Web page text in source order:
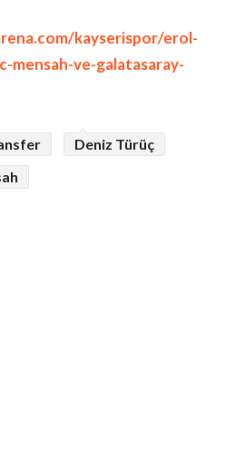
kayserispor/erol-
mensah-ve-galatasaray-
Deniz Türüç